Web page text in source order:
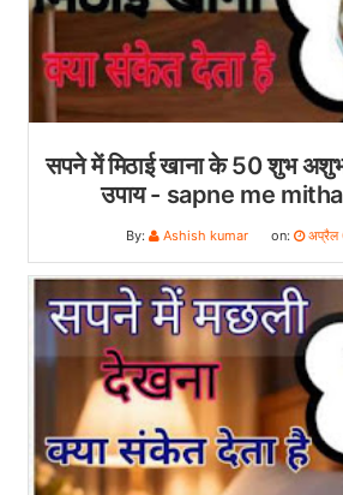
सपने में मिठाई खाना के 50 शुभ
उपाय - sapne me
By: Ashish kumar on: अप्रैल